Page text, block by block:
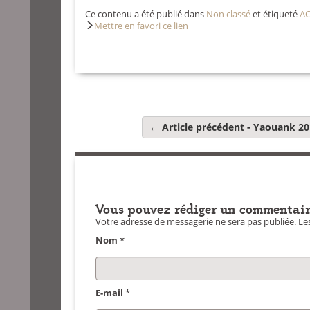
Ce contenu a été publié dans Non classéet étiqueté
Mettre en favori ce lien
← Article précédent - Yaouank
Vous pouvez rédiger un
Votre adresse de messagerie ne sera pas publiée.
Nom *
E-mail *